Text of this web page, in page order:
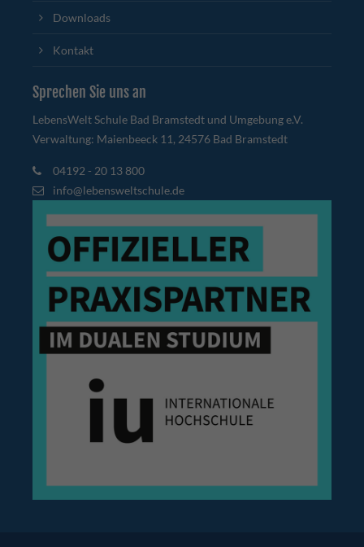
Downloads
Kontakt
Sprechen Sie uns an
LebensWelt Schule Bad Bramstedt und Umgebung e.V.
Verwaltung: Maienbeeck 11, 24576 Bad Bramstedt
04192 - 20 13 800
info@lebensweltschule.de